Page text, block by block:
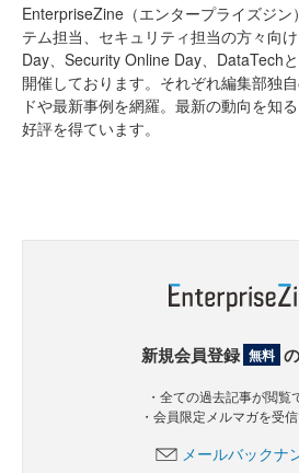
EnterpriseZine（エンタープライズジン
テム担当、セキュリティ担当の方々向
Day、Security Online Day、DataTech
開催しております。それぞれ編集部独
ドや最新事例を網羅。最新の動向を知
好評を得ています。
新規会員登録 無料
・全ての過去記事が閲覧
・会員限定メルマガを受
メールバックナ